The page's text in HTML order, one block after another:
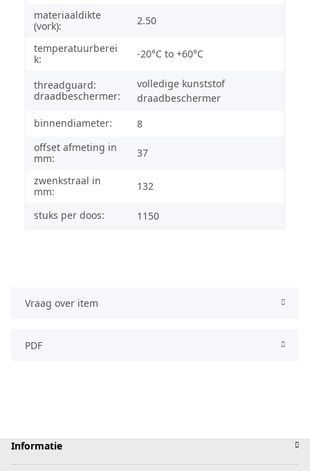
materiaaldikte
(vork):
2.50
temperatuurberei
k:
-20°C to +60°C
threadguard:
draadbeschermer:
volledige kunststof
draadbeschermer
binnendiameter:
8
offset afmeting in
mm:
37
zwenkstraal in
mm:
132
stuks per doos: 1150
Vraag over item
PDF
Informatie